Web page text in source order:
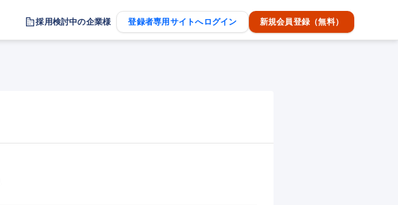
採用検討中の企業様 登録者専用サイトへログイン 新規会員登録（無料）